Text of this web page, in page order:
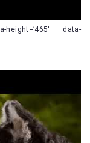
data-